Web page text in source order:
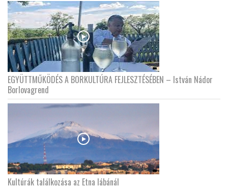
EGYÜTTMŰKÖDÉS A BORKULTÚRA FEJLESZTÉSÉBEN – István Nádor
Borlovagrend
Kultúrák találkozása az Etna lábánál